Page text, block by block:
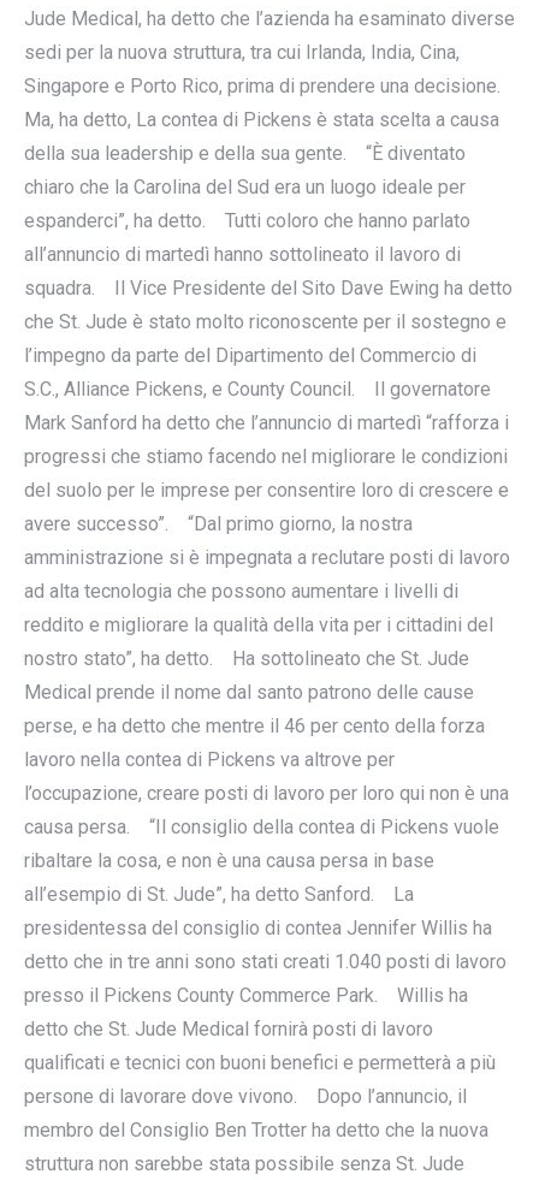
Jude Medical, ha detto che l’azienda ha esaminato diverse
sedi per la nuova struttura, tra cui Irlanda, India, Cina,
Singapore e Porto Rico, prima di prendere una decisione.
Ma, ha detto, La contea di Pickens è stata scelta a causa
della sua leadership e della sua gente. “È diventato
chiaro che la Carolina del Sud era un luogo ideale per
espanderci”, ha detto. Tutti coloro che hanno parlato
all’annuncio di martedì hanno sottolineato il lavoro di
squadra. Il Vice Presidente del Sito Dave Ewing ha detto
che St. Jude è stato molto riconoscente per il sostegno e
l’impegno da parte del Dipartimento del Commercio di
S.C., Alliance Pickens, e County Council. Il governatore
Mark Sanford ha detto che l’annuncio di martedì “rafforza i
progressi che stiamo facendo nel migliorare le condizioni
del suolo per le imprese per consentire loro di crescere e
avere successo”. “Dal primo giorno, la nostra
amministrazione si è impegnata a reclutare posti di lavoro
ad alta tecnologia che possono aumentare i livelli di
reddito e migliorare la qualità della vita per i cittadini del
nostro stato”, ha detto. Ha sottolineato che St. Jude
Medical prende il nome dal santo patrono delle cause
perse, e ha detto che mentre il 46 per cento della forza
lavoro nella contea di Pickens va altrove per
l’occupazione, creare posti di lavoro per loro qui non è una
causa persa. “Il consiglio della contea di Pickens vuole
ribaltare la cosa, e non è una causa persa in base
all’esempio di St. Jude”, ha detto Sanford. La
presidentessa del consiglio di contea Jennifer Willis ha
detto che in tre anni sono stati creati 1.040 posti di lavoro
presso il Pickens County Commerce Park. Willis ha
detto che St. Jude Medical fornirà posti di lavoro
qualificati e tecnici con buoni benefici e permetterà a più
persone di lavorare dove vivono. Dopo l’annuncio, il
membro del Consiglio Ben Trotter ha detto che la nuova
struttura non sarebbe stata possibile senza St. Jude